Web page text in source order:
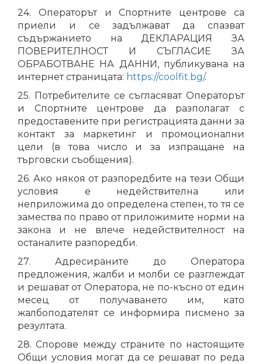
24. Операторът и Спортните центрове са
приели и се задължават да спазват
съдържанието на ДЕКЛАРАЦИЯ ЗА
ПОВЕРИТЕЛНОСТ И СЪГЛАСИЕ ЗА
ОБРАБОТВАНЕ НА ДАННИ, публикувана на
интернет страницата: https://coolfit.bg/.
25. Потребителите се съгласяват Операторът
и Спортните центрове да разполагат с
предоставените при регистрацията данни за
контакт за маркетинг и промоционални
цели (в това число и за изпращане на
търговски съобщения).
26. Ако някоя от разпоредбите на тези Общи
условия е недействителна или
неприложима до определена степен, то тя се
замества по право от приложимите норми на
закона и не влече недействителност на
останалите разпоредби.
27. Адресираните до Оператора
предложения, жалби и молби се разглеждат
и решават от Оператора, не по-късно от един
месец от получаването им, като
жалбоподателят се информира писмено за
резултата.
28. Спорове между страните по настоящите
Общи условия могат да се решават по реда